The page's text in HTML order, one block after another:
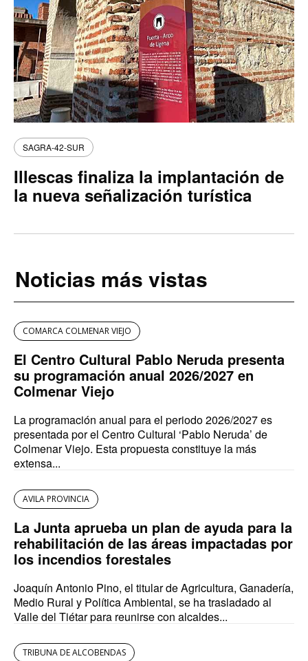
SAGRA-42-SUR
Illescas finaliza la implantación de
la nueva señalización turística
Noticias más vistas
COMARCA COLMENAR VIEJO
El Centro Cultural Pablo Neruda presenta
su programación anual 2026/2027 en
Colmenar Viejo
La programación anual para el periodo 2026/2027 es
presentada por el Centro Cultural ‘Pablo Neruda’ de
Colmenar Viejo. Esta propuesta constituye la más
extensa...
AVILA PROVINCIA
La Junta aprueba un plan de ayuda para la
rehabilitación de las áreas impactadas por
los incendios forestales
Joaquín Antonio Pino, el titular de Agricultura, Ganadería,
Medio Rural y Política Ambiental, se ha trasladado al
Valle del Tiétar para reunirse con alcaldes...
TRIBUNA DE ALCOBENDAS